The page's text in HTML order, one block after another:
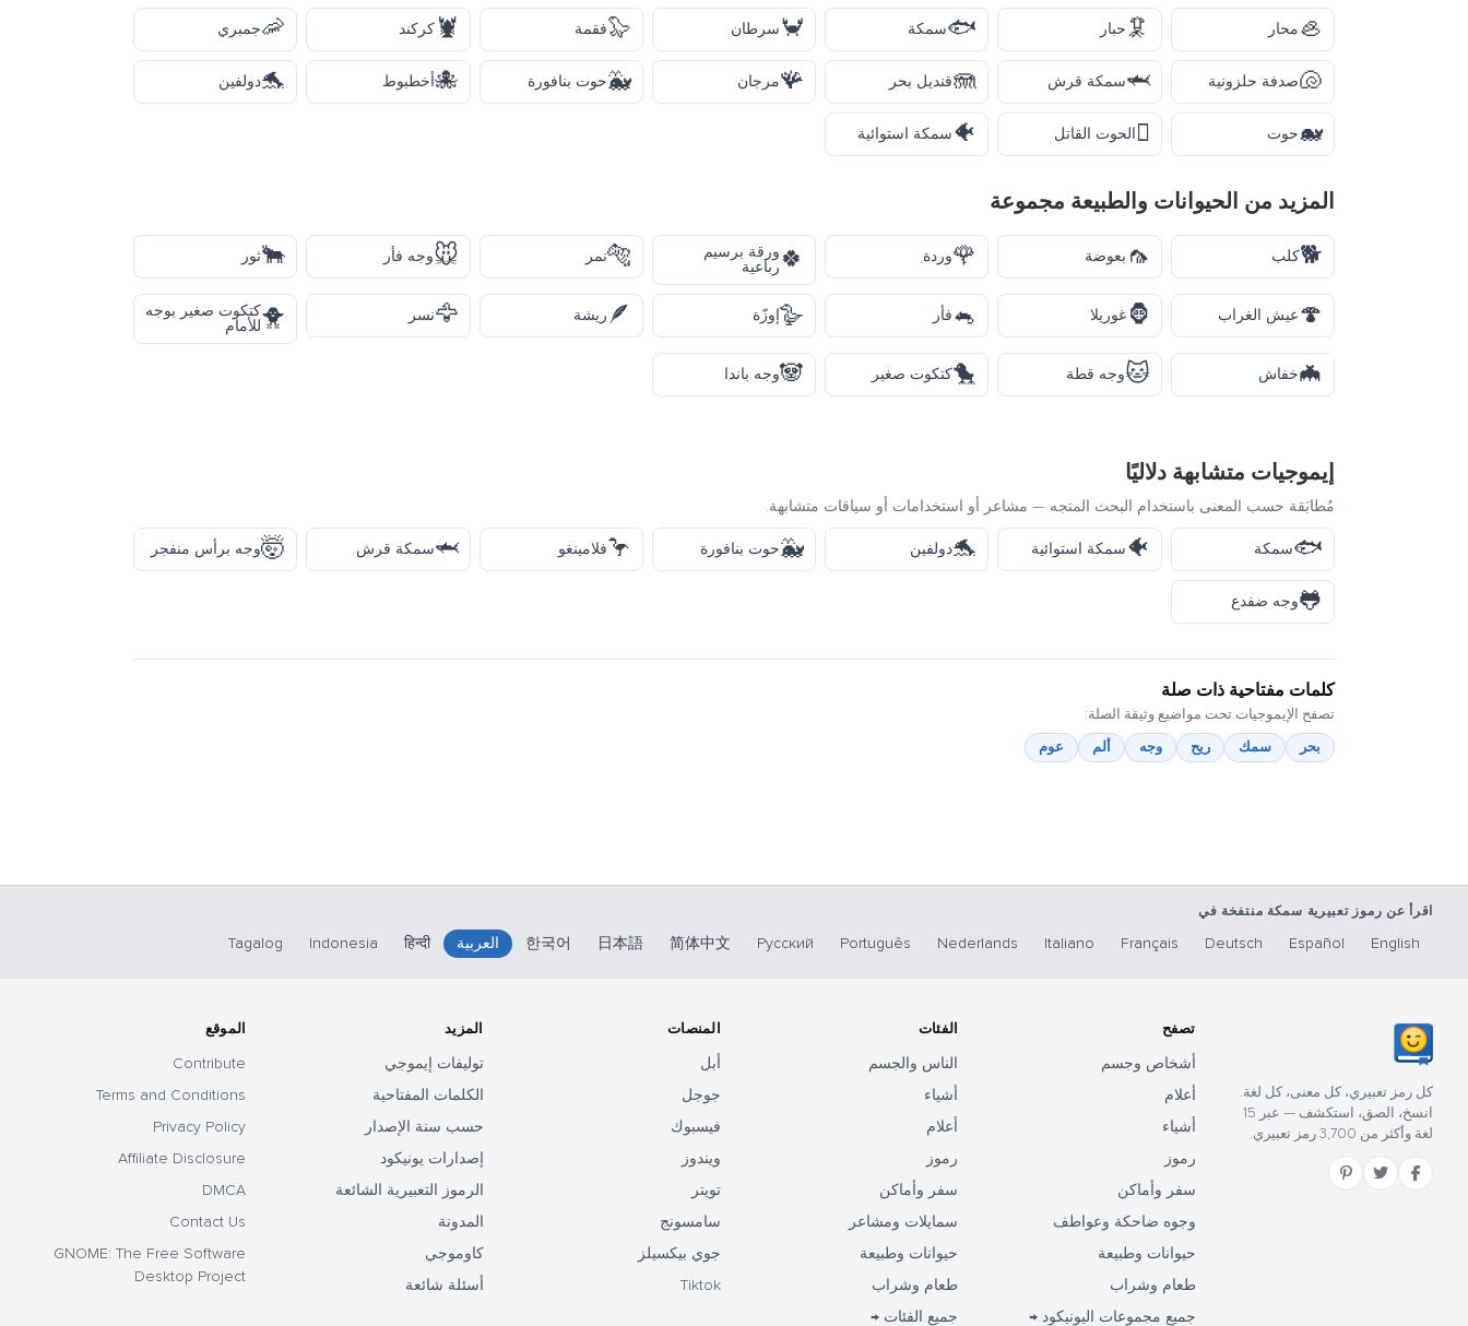
🦪محار 🦑حبار 🐟سمكة 🦀سرطان 🦭فقمة 🦞كركند 🦐جمبري
🐚صدفة حلزونية 🦈سمكة قرش 🪼قنديل بحر 🪸مرجان 🐳حوت بنافورة 🐙أخطبوط 🐬دولفين
🐋حوت 🫍الحوت القاتل 🐠سمكة استوائية
المزيد من الحيوانات والطبيعة مجموعة
🐕كلب 🦟 بعوضة 🌹وردة 🍀ورقة برسيم
رباعية
🐅نمر 🐭وجه فأر 🐂ثور
🍄عيش الغراب 🦍غوريلا 🐁فأر 🪿إوزّة 🪶ريشة 🦅نسر 🐥كتكوت صغير بوجه
للأمام
🦇خفاش 🐱وجه قطة 🐤كتكوت صغير 🐼وجه باندا
إيموجيات متشابهة دلاليًا
مُطابَقة حسب المعنى باستخدام البحث المتجه — مشاعر أو استخدامات أو سياقات متشابهة.
🐟سمكة 🐠سمكة استوائية 🐬دولفين 🐳حوت بنافورة 🦩فلامينغو 🦈سمكة قرش 🤯وجه برأس منفجر
🐸وجه ضفدع
كلمات مفتاحية ذات صلة
تصفح الإيموجيات تحت مواضيع وثيقة الصلة:
بحر
سمك ريح وجه ألم عوم
اقرأ عن رموز تعبيرية سمكة منتفخة في
English
Español
Deutsch
Français
Italiano
Nederlands
Português
Русский
简体中文
日本語
한국어 العربية हिन्दी
Indonesia
Tagalog
كل رمز تعبيري، كل معنى، كل لغة.
انسخ، الصق، استكشف — عبر 15
لغة وأكثر من 3,700 رمز تعبيري.
تصفح
أشخاص وجسم
أعلام
أشياء
رموز
سفر وأماكن
وجوه ضاحكة وعواطف
حيوانات وطبيعة
طعام وشراب
جميع مجموعات اليونيكود →
الفئات
الناس والجسم
أشياء
أعلام
رموز
سفر وأماكن
سمايلات ومشاعر
حيوانات وطبيعة
طعام وشراب
جميع الفئات →
المنصات
أبل
جوجل
فيسبوك
ويندوز
تويتر
سامسونج
جوي بيكسيلز
Tiktok
المزيد
توليفات إيموجي
الكلمات المفتاحية
حسب سنة الإصدار
إصدارات يونيكود
الرموز التعبيرية الشائعة
المدونة
كاوموجي
أسئلة شائعة
الموقع
Contribute
Terms and Conditions
Privacy Policy
Affiliate Disclosure
DMCA
Contact Us
GNOME: The Free Software
Desktop Project